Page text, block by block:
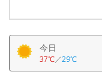
今日
37℃／29℃